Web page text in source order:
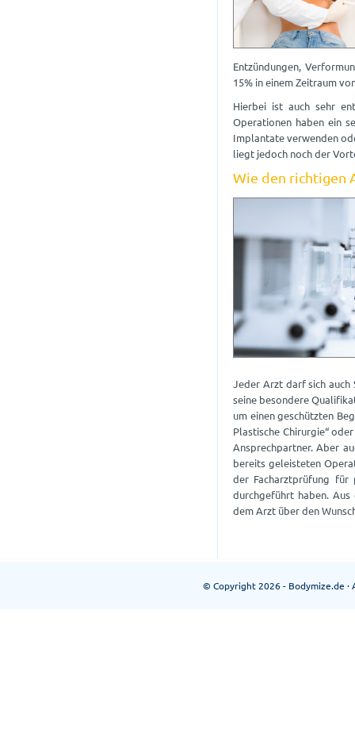
Entzündungen,
15% in einem Zeitraum
Hierbei ist auch sehr
Operationen haben ein
Implantate verwenden
liegt jedoch noch der
Wie den richtigen
Jeder Arzt darf sich auch
seine besondere
um einen geschützten
Plastische Chirurgie“
Ansprechpartner. Aber
bereits geleisteten
der Facharztprüfung für
durchgeführt haben. Aus
dem Arzt über den
© Copyright 2026 - Bodymize.de ·